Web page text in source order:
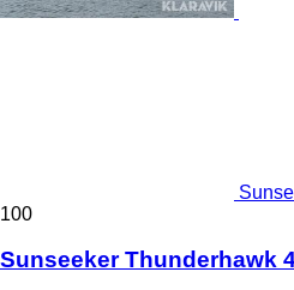
100
Sunseeker Thunderhawk